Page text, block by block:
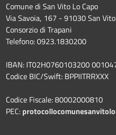
Comune di San Vito Lo Capo
Via Savoia, 167 - 91030 San
Consorzio di Trapani
Telefono: 0923.1830200
IBAN: IT02H0760103200
Codice BIC/Swift: BPPIITRRXXX
Codice Fiscale: 80002000810
PEC: